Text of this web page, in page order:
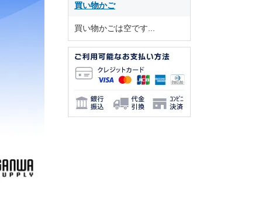
買い物かご
買い物かごは空です...